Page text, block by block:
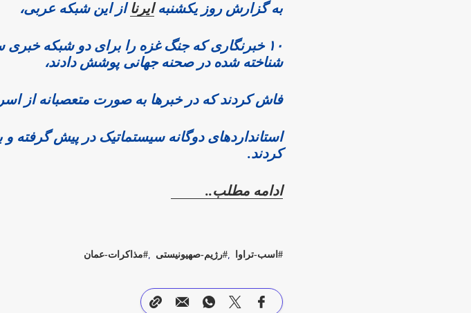
به گزارش روز یکشنبهایرنا از این شبکه عربی،
۱۰ خبرنگاری که جنگ غزه را برای دو شبکه
شناخته شده در صحنه جهانی پوشش دادند،
فاش کردند که در خبرها به صورت متعصبانه از
استانداردهای دوگانه سیستماتیک در پیش گرفته
کردند.
ادامه مطلب..
اسب-تراوا رژیم-صهیونیستی مذاکرات-عمان